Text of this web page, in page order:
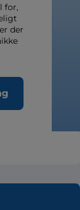
for,
der